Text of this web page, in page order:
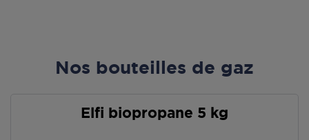
Nos bouteilles de gaz
Elfi biopropane 5 kg